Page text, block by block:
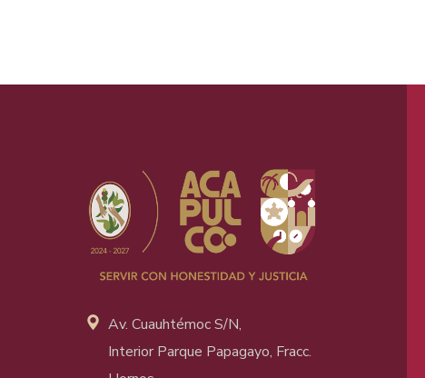
Av. Cuauhtémoc S/N,
Interior Parque Papagayo, Fracc.